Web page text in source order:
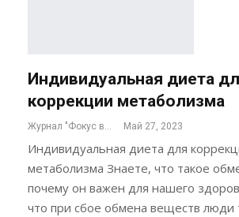
Индивидуальная диета
коррекции метаболизма
Журнал "Фокус внимания" Май 27, 2023
Индивидуальная диета для
метаболизма Знаете, что такое
почему он важен для нашего
что при сбое обмена веществ